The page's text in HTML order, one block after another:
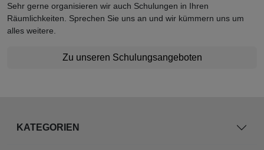
Sehr gerne organisieren wir auch Schulungen in Ihren
Räumlichkeiten. Sprechen Sie uns an und wir kümmern uns um
alles weitere.
Zu unseren Schulungsangeboten
KATEGORIEN